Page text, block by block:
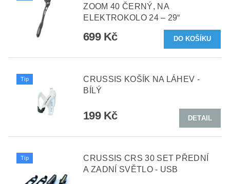
ZOOM 40 ČERNÝ, NA
ELEKTROKOLO 24 – 29“
699 Kč
Tip
CRUSSIS KOŠÍK NA LÁHEV -
BÍLÝ
199 Kč DETAIL
Tip
CRUSSIS CRS 30 SET PŘEDNÍ
A ZADNÍ SVĚTLO - USB